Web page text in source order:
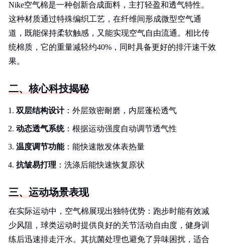
Nike空气棉是一种创新合成面料，主打轻盈和透气特性。
这种材质通过特殊编织工艺，在纤维间形成微型空气通
道，既能保持柔软触感，又能实现空气自由流通。相比传
统棉质，它的重量减轻约40%，同时具备更好的排汗速干效
果。
二、核心科技揭秘
双层结构设计：外层致密耐磨，内层蓬松透气
动态透气系统：根据运动强度自动调节透气性
温度调节功能：能快速散发体表热量
抗皱易打理 ：洗涤后能快速恢复原状
三、运动场景表现
在实际运动中，空气棉展现出独特优势：跑步时能有效减
少风阻，球类运动时提供良好的关节活动自由度，健身训
练后迅速排走汗水。其抗菌处理也避免了异味困扰，适合